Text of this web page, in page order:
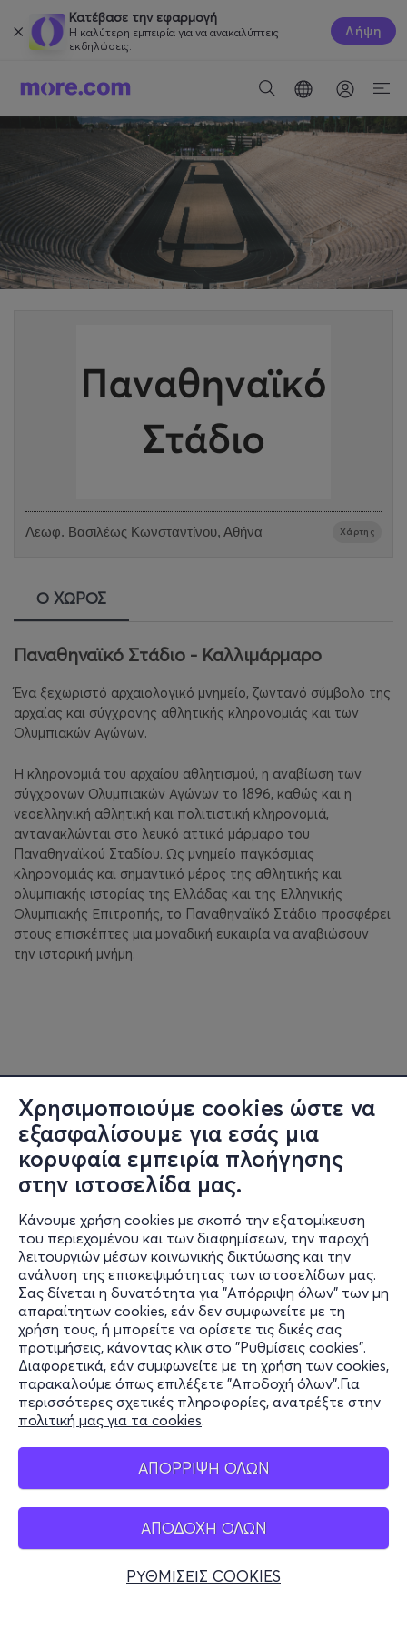
Χρησιμοποιούμε cookies ώστε να
εξασφαλίσουμε για εσάς μια
κορυφαία εμπειρία πλοήγησης
στην ιστοσελίδα μας.
Κάνουμε χρήση cookies με σκοπό την εξατομίκευση
του περιεχομένου και των διαφημίσεων, την παροχή
λειτουργιών μέσων κοινωνικής δικτύωσης και την
ανάλυση της επισκεψιμότητας των ιστοσελίδων μας.
Σας δίνεται η δυνατότητα για "Απόρριψη όλων" των μη
απαραίτητων cookies, εάν δεν συμφωνείτε με τη
χρήση τους, ή μπορείτε να ορίσετε τις δικές σας
προτιμήσεις, κάνοντας κλικ στο "Ρυθμίσεις cookies".
Διαφορετικά, εάν συμφωνείτε με τη χρήση των cookies,
παρακαλούμε όπως επιλέξετε "Αποδοχή όλων".Για
περισσότερες σχετικές πληροφορίες, ανατρέξτε στην
πολιτική μας για τα cookies.
ΑΠΟΡΡΙΨΗ ΟΛΩΝ
ΑΠΟΔΟΧΗ ΟΛΩΝ
ΡΥΘΜΙΣΕΙΣ COOKIES
Κατέβασε την εφαρμογή
Η καλύτερη εμπειρία για να ανακαλύπτεις
εκδηλώσεις.
Λήψη
Λεωφ. Βασιλέως Κωνσταντίνου, Αθήνα Χάρτης
Ο ΧΩΡΟΣ
Παναθηναϊκό Στάδιο - Καλλιμάρμαρο
Ένα ξεχωριστό αρχαιολογικό μνημείο, ζωντανό σύμβολο της
αρχαίας και σύγχρονης αθλητικής κληρονομιάς και των
Ολυμπιακών Αγώνων.
Η κληρονομιά του αρχαίου αθλητισμού, η αναβίωση των
σύγχρονων Ολυμπιακών Αγώνων το 1896, καθώς και η
νεοελληνική αθλητική και πολιτιστική κληρονομιά,
αντανακλώνται στο λευκό αττικό μάρμαρο του
Παναθηναϊκού Σταδίου. Ως μνημείο παγκόσμιας
κληρονομιάς και σημαντικό μέρος της αθλητικής και
ολυμπιακής ιστορίας της Ελλάδας και της Ελληνικής
Ολυμπιακής Επιτροπής, το Παναθηναϊκό Στάδιο προσφέρει
στους επισκέπτες μια μοναδική ευκαιρία να αναβιώσουν
την ιστορική μνήμη.
Πληροφορίες
Υποστήριξη
Stay Connected
Mobile app